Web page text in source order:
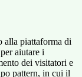
alla piattaforma di
aiutare i
dei visitatori e
pattern, in cui il